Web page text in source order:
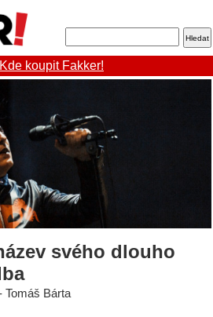
Kde koupit Fakker!
svého dlouho
Tomáš Bárta